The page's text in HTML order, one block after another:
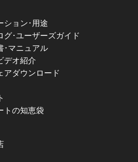
ション･用途
グ･ユーザーズガイド
･マニュアル
デオ紹介
アダウンロード
トの知恵袋